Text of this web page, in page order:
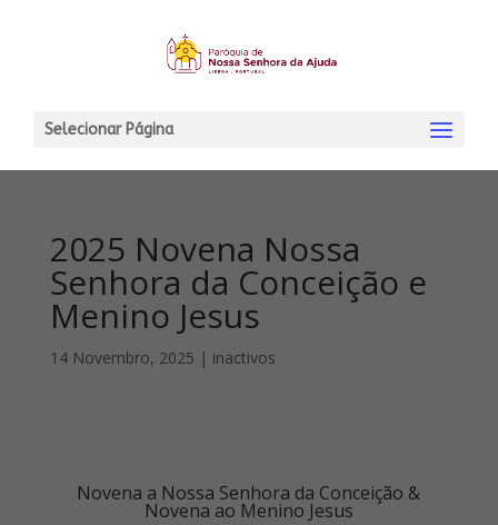
Selecionar Página
2025 Novena Nossa
Senhora da Conceição e
Menino Jesus
14 Novembro, 2025 | inactivos
Novena a Nossa Senhora da Conceição &
Novena ao Menino Jesus